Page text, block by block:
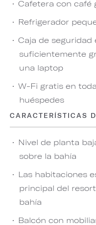
Cafetera con café
Refrigerador
Caja de seguridad
suficientemente
una laptop
W-Fi gratis en
huéspedes
CARACTERÍSTICAS
Nivel de planta
sobre la bahía
Las habitaciones
principal del
bahía
Balcón con